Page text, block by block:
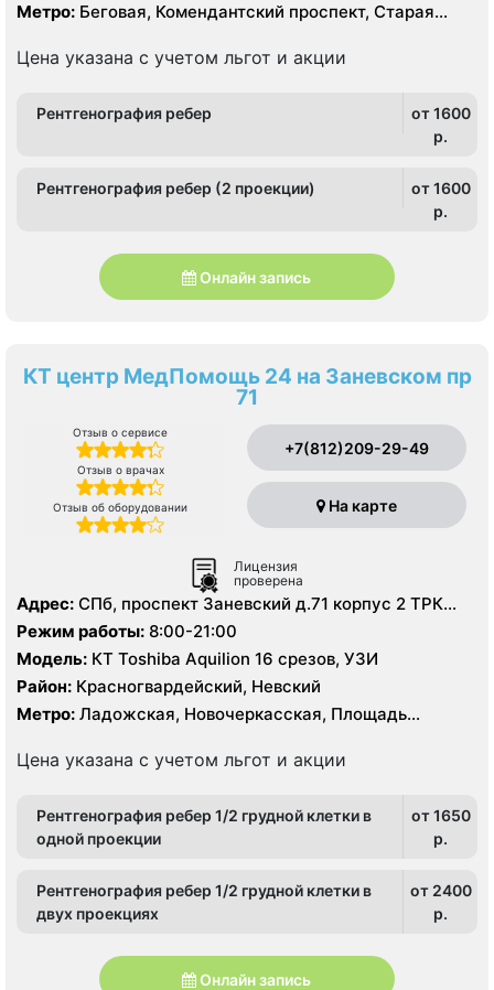
Метро: Беговая, Комендантский проспект, Старая
Цена указана с учетом льгот и акции
Рентгенография ребер
от 1600
p.
Рентгенография ребер (2 проекции)
от 1600
p.
Онлайн запись
КТ центр МедПомощь 24 на Заневском пр
71
Отзыв о сервисе
Отзыв о врачах
Отзыв об оборудовании
+7(812)209-29-49
На карте
Лицензия
проверена
Адрес: СПб, проспект Заневский д.71 корпус 2 ТРК
Заневский каскад 3, 8 этаж
Режим работы: 8:00-21:00
Модель: КТ Toshiba Aquilion 16 срезов, УЗИ
Район: Красногвардейский, Невский
Метро: Ладожская, Новочеркасская, Площадь
Цена указана с учетом льгот и акции
Рентгенография ребер 1/2 грудной клетки в
одной проекции
от 1650
p.
Рентгенография ребер 1/2 грудной клетки в
двух проекциях
от 2400
p.
Онлайн запись